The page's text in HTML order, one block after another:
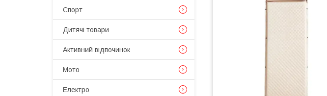
Спорт
Дитячі товари
Активний відпочинок
Мото
Електро